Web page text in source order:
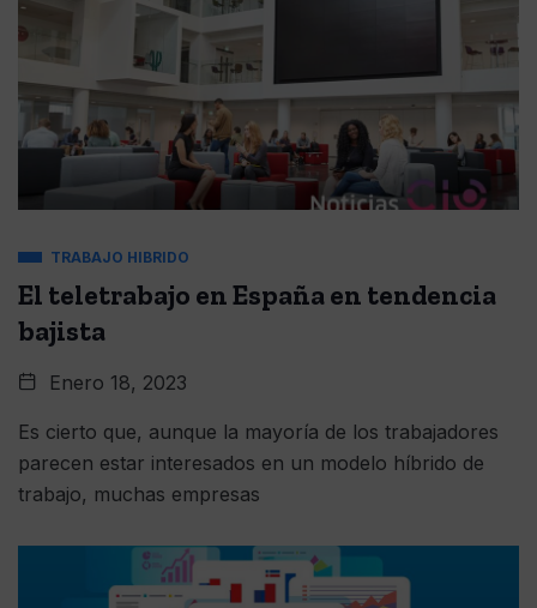
TRABAJO HIBRIDO
El teletrabajo en España en tendencia
bajista
Enero 18, 2023
Es cierto que, aunque la mayoría de los trabajadores
parecen estar interesados en un modelo híbrido de
trabajo, muchas empresas